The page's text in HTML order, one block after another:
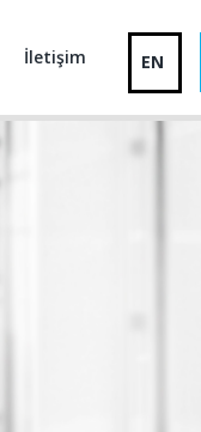
İletişim EN